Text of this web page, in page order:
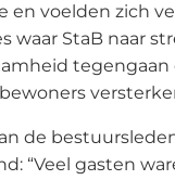
en voelden zich
waar StaB naar
de
“Veel gasten